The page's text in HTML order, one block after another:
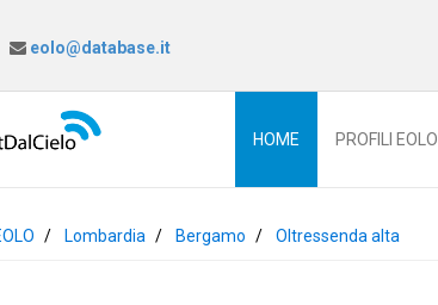
eolo@database.it
HOME PROFILI EOLO
Lombardia Bergamo Oltressenda alta